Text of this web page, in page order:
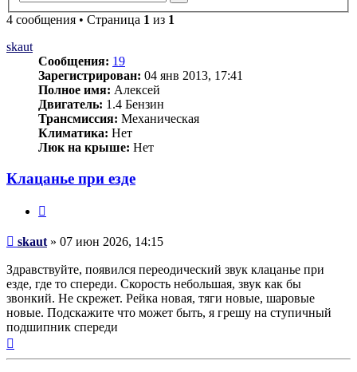
4 сообщения • Страница 1 из 1
skaut
Сообщения: 19
Зарегистрирован: 04 янв 2013, 17:41
Полное имя: Алексей
Двигатель: 1.4 Бензин
Трансмиссия: Механическая
Климатика: Нет
Люк на крыше: Нет
Клацанье при езде
Сообщение
skaut » 07 июн 2026, 14:15
Здравствуйте, появился переодический звук клацанье при
езде, где то спереди. Скорость небольшая, звук как бы
звонкий. Не скрежет. Рейка новая, тяги новые, шаровые
новые. Подскажите что может быть, я грешу на ступичный
подшипник спереди